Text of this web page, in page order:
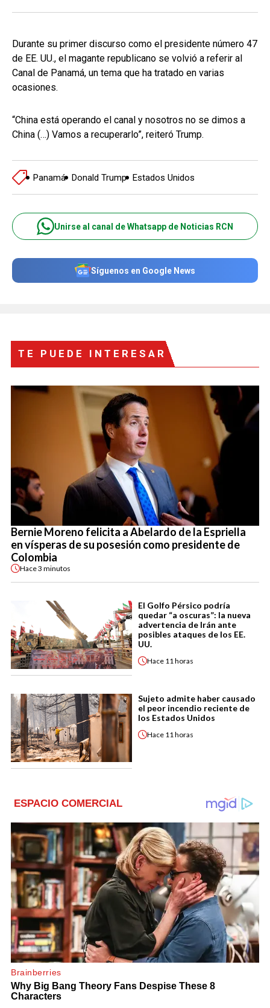
Durante su primer discurso como el presidente número 47
de EE. UU., el magante republicano se volvió a referir al
Canal de Panamá, un tema que ha tratado en varias
ocasiones.
“China está operando el canal y nosotros no se dimos a
China (…) Vamos a recuperarlo”, reiteró Trump.
Panamá Donald Trump Estados Unidos
Unirse al canal de Whatsapp de Noticias RCN
Síguenos en Google News
TE PUEDE INTERESAR
Bernie Moreno felicita a Abelardo de la Espriella
en vísperas de su posesión como presidente de
Colombia
Hace3 minutos
El Golfo Pérsico podría
quedar “a oscuras”: la nueva
advertencia de Irán ante
posibles ataques de los EE.
UU.
Hace 11 horas
Sujeto admite haber causado
el peor incendio reciente de
los Estados Unidos
Hace 11 horas